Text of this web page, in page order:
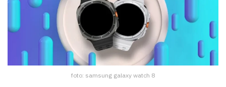
foto: samsung galaxy watch 8